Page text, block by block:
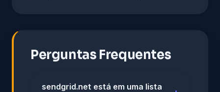
Perguntas Frequentes
sendgrid.net está em uma lista